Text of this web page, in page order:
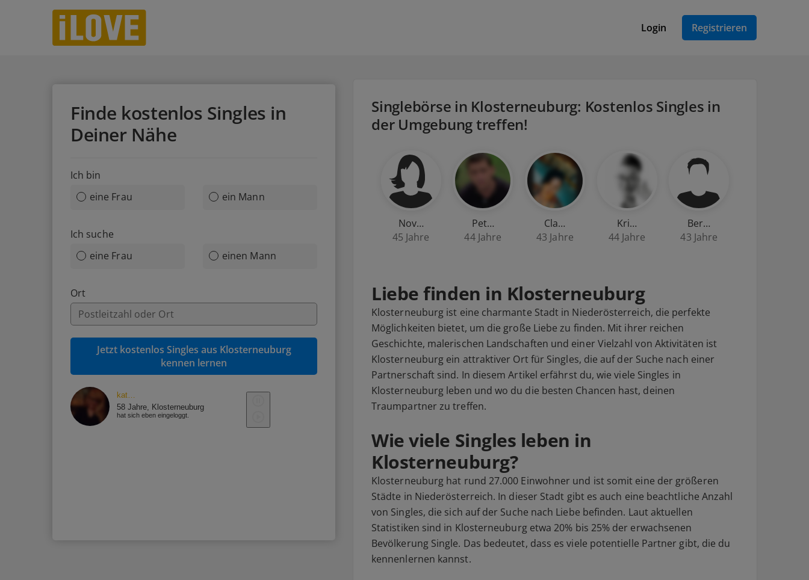
Login Registrieren
Finde kostenlos Singles in
Deiner Nähe
Ich bin
eine Frau
ein Mann
Ich suche
eine Frau
einen Mann
Ort
Jetzt kostenlos Singles aus Klosterneuburg
kennen lernen
Singlebörse in Klosterneuburg: Kostenlos Singles in
der Umgebung treffen!
Nov…
45 Jahre
Pet…
44 Jahre
Cla…
43 Jahre
Kri…
44 Jahre
Ber…
43 Jahre
Liebe finden in Klosterneuburg
Klosterneuburg ist eine charmante Stadt in Niederösterreich, die perfekte
Möglichkeiten bietet, um die große Liebe zu finden. Mit ihrer reichen
Geschichte, malerischen Landschaften und einer Vielzahl von Aktivitäten ist
Klosterneuburg ein attraktiver Ort für Singles, die auf der Suche nach einer
Partnerschaft sind. In diesem Artikel erfährst du, wie viele Singles in
Klosterneuburg leben und wo du die besten Chancen hast, deinen
Traumpartner zu treffen.
Wie viele Singles leben in
Klosterneuburg?
Klosterneuburg hat rund 27.000 Einwohner und ist somit eine der größeren
Städte in Niederösterreich. In dieser Stadt gibt es auch eine beachtliche Anzahl
von Singles, die sich auf der Suche nach Liebe befinden. Laut aktuellen
Statistiken sind in Klosterneuburg etwa 20% bis 25% der erwachsenen
Bevölkerung Single. Das bedeutet, dass es viele potentielle Partner gibt, die du
kennenlernen kannst.